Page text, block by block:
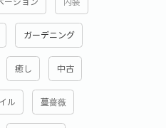
ガーデニング
癒し 中古
ル 蔓薔薇